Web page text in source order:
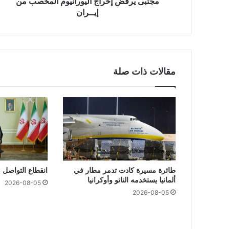
إيــران
مقالات ذات صلة
طائرة مسيرة كادت تدمر مطار في
ألمانيا يستخدمه الناتو وأوكرانيا
2026-08-05
انقطاع التواصل
2026-08-05